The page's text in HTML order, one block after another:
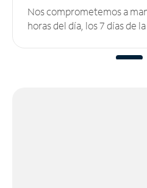
Nos comprometemos a
horas del día, los 7 días de